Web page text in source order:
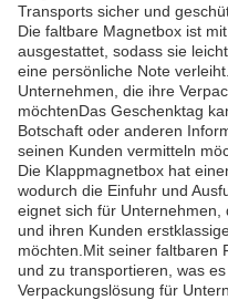
Transports sicher und
Die faltbare Magnetbox ist
ausgestattet, sodass sie
eine persönliche Note
Unternehmen, die ihre
möchtenDas Geschenktag
Botschaft oder anderen
seinen Kunden vermitteln
Die Klappmagnetbox hat
wodurch die Einfuhr und
eignet sich für
und ihren Kunden
möchten.Mit seiner faltbaren
und zu transportieren, was
Verpackungslösung für